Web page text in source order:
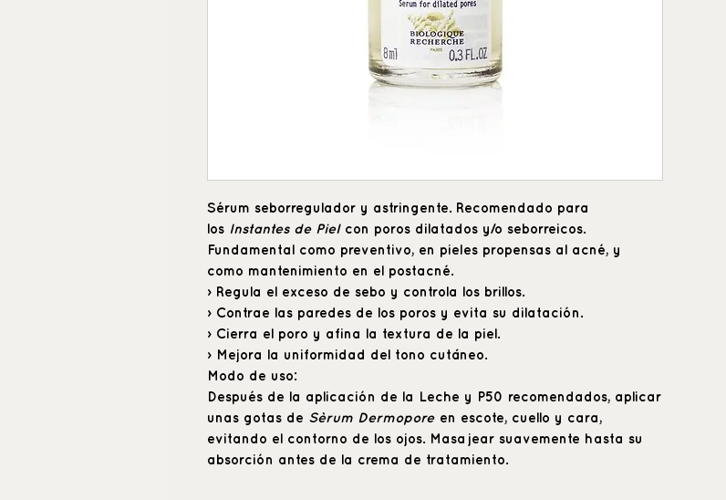
Sérum seborregulador y astringente. Recomendado para
los Instantes de Pielcon poros dilatados y/o seborreicos.
Fundamental como preventivo, en pieles propensas al acné, y
como mantenimiento en el postacné.
› Regula el exceso de sebo y controla los brillos.
› Contrae las paredes de los poros y evita su dilatación.
› Cierra el poro y afina la textura de la piel.
› Mejora la uniformidad del tono cutáneo.
Modo de uso:
Después de la aplicación de la Leche y P50 recomendados, aplicar
unas gotas de Sèrum Dermopore en escote, cuello y cara,
evitando el contorno de los ojos. Masajear suavemente hasta su
absorción antes de la crema de tratamiento.